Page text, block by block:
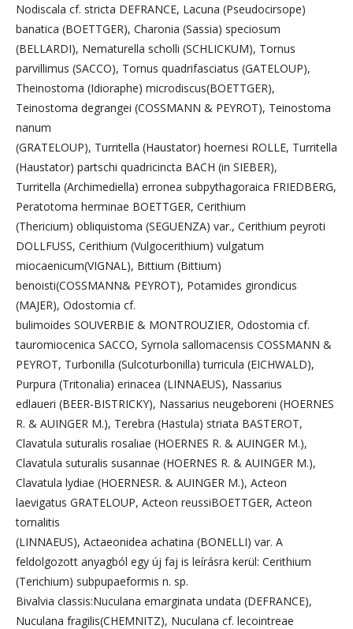
Nodiscala cf. stricta DEFRANCE, Lacuna (Pseudocirsope)
banatica (BOETTGER), Charonia (Sassia) speciosum
(BELLARDI), Nematurella scholli (SCHLICKUM), Tornus
parvillimus (SACCO), Tornus quadrifasciatus (GATELOUP),
Theinostoma (Idioraphe) microdiscus(BOETTGER),
Teinostoma degrangei (COSSMANN & PEYROT), Teinostoma
nanum
(GRATELOUP), Turritella (Haustator) hoernesi ROLLE, Turritella
(Haustator) partschi quadricincta BACH (in SIEBER),
Turritella (Archimediella) erronea subpythagoraica FRIEDBERG,
Peratotoma herminae BOETTGER, Cerithium
(Thericium) obliquistoma (SEGUENZA) var., Cerithium peyroti
DOLLFUSS, Cerithium (Vulgocerithium) vulgatum
miocaenicum(VIGNAL), Bittium (Bittium)
benoisti(COSSMANN& PEYROT), Potamides girondicus
(MAJER), Odostomia cf.
bulimoides SOUVERBIE & MONTROUZIER, Odostomia cf.
tauromiocenica SACCO, Syrnola sallomacensis COSSMANN &
PEYROT, Turbonilla (Sulcoturbonilla) turricula (EICHWALD),
Purpura (Tritonalia) erinacea (LINNAEUS), Nassarius
edlaueri (BEER-BISTRICKY), Nassarius neugeboreni (HOERNES
R. & AUINGER M.), Terebra (Hastula) striata BASTEROT,
Clavatula suturalis rosaliae (HOERNES R. & AUINGER M.),
Clavatula suturalis susannae (HOERNES R. & AUINGER M.),
Clavatula lydiae (HOERNESR. & AUINGER M.), Acteon
laevigatus GRATELOUP, Acteon reussiBOETTGER, Acteon
tornalitis
(LINNAEUS), Actaeonidea achatina (BONELLI) var. A
feldolgozott anyagból egy új faj is leírásra kerül: Cerithium
(Terichium) subpupaeformis n. sp.
Bivalvia classis:Nuculana emarginata undata (DEFRANCE),
Nuculana fragilis(CHEMNITZ), Nuculana cf. lecointreae